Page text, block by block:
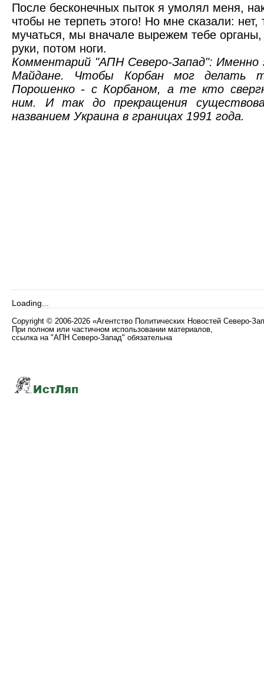
После бесконечных пыток я умолял меня,
чтобы не терпеть этого! Но мне сказали:
мучаться, мы вначале вырежем тебе
руки, потом ноги.
Комментарий "АПН Северо-Запад": Именно
Майдане. Чтобы Корбан мог делать
Порошенко - с Корбаном, а те кто
ним. И так до прекращения
названием Украина в границах 1991 года.
Loading...
Copyright © 2006-2026 «Агентство Политических Новостей Северо-
При полном или частичном использовании материалов,
ссылка на "АПН Северо-Запад" обязательна